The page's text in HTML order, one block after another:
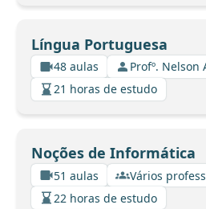
Língua Portuguesa
48 aulas
Profº. Nelson
21 horas de estudo
Noções de Informática
51 aulas
Vários
22 horas de estudo